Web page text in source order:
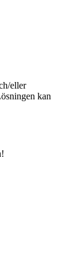
eller
kan